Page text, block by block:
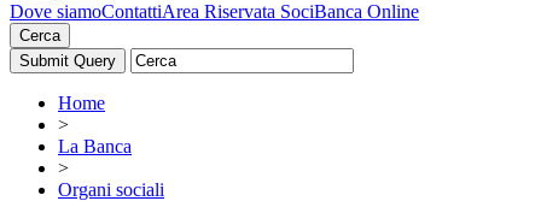
Dove siamoContattiArea Riservata SociBanca Online
Cerca
Home
>
La Banca
>
Organi sociali